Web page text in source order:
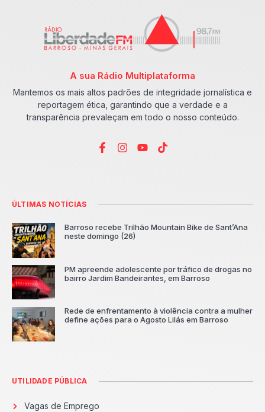
A sua Rádio Multiplataforma
Mantemos os mais altos padrões de integridade jornalística e
reportagem ética, garantindo que a verdade e a
transparência prevaleçam em todo o nosso conteúdo.
ÚLTIMAS NOTÍCIAS
Barroso recebe Trilhão Mountain Bike de Sant’Ana
neste domingo (26)
PM apreende adolescente por tráfico de drogas no
bairro Jardim Bandeirantes, em Barroso
Rede de enfrentamento à violência contra a mulher
define ações para o Agosto Lilás em Barroso
UTILIDADE PÚBLICA
Vagas de Emprego